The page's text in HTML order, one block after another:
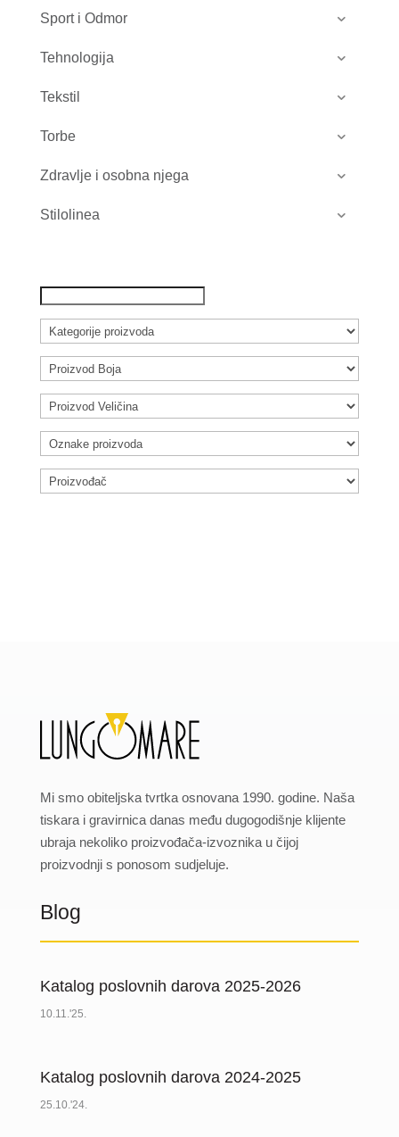
Sport i Odmor
Tehnologija
Tekstil
Torbe
Zdravlje i osobna njega
Stilolinea
Mi smo obiteljska tvrtka osnovana 1990. godine. Naša
tiskara i gravirnica danas među dugogodišnje klijente
ubraja nekoliko proizvođača-izvoznika u čijoj
proizvodnji s ponosom sudjeluje.
Blog
Katalog poslovnih darova 2025-2026
10.11.'25.
Katalog poslovnih darova 2024-2025
25.10.'24.